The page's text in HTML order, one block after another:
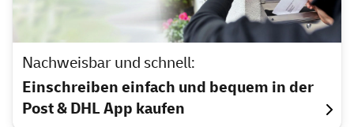
Nachweisbar und schnell:
Einschreiben einfach und bequem in der
Post & DHL App kaufen